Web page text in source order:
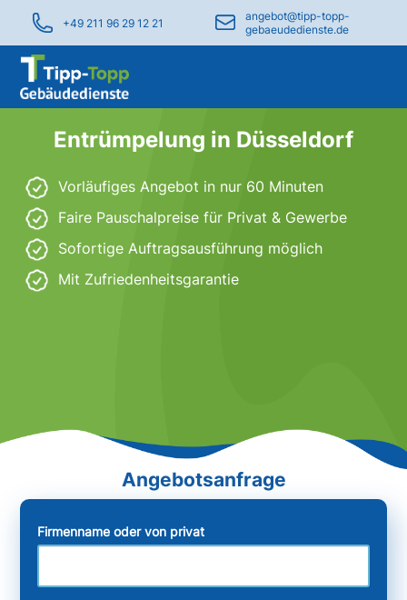
+49 211 96 29 12 21
angebot@tipp-topp-
gebaeudedienste.de
Entrümpelung in Düsseldorf
Vorläufiges Angebot in nur 60 Minuten
Faire Pauschalpreise für Privat & Gewerbe
Sofortige Auftragsausführung möglich
Mit Zufriedenheitsgarantie
Firmenname oder von privat